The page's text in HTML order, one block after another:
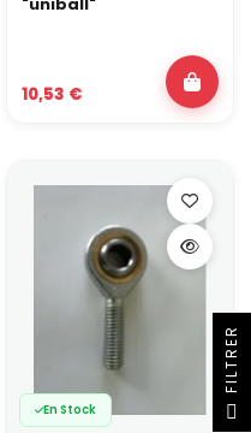
10,53 €
En Stock
R